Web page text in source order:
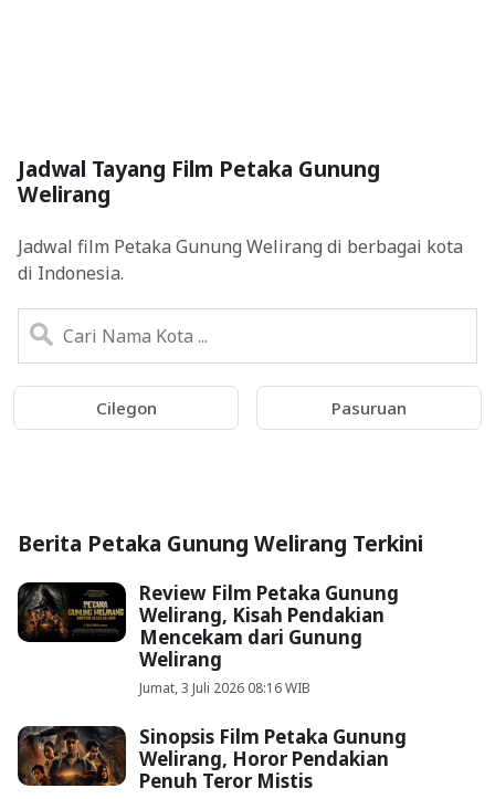
Jadwal Tayang Film Petaka Gunung
Welirang
Jadwal film Petaka Gunung Welirang di berbagai kota
di Indonesia.
Cilegon Pasuruan
Berita Petaka Gunung Welirang Terkini
Review Film Petaka Gunung
Welirang, Kisah Pendakian
Mencekam dari Gunung
Welirang
Jumat, 3 Juli 2026 08:16 WIB
Sinopsis Film Petaka Gunung
Welirang, Horor Pendakian
Penuh Teror Mistis